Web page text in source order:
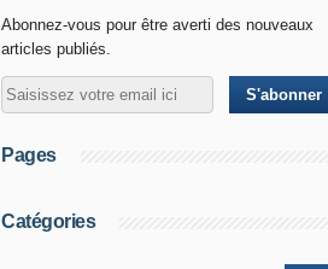
Abonnez-vous pour être averti des nouveaux
articles publiés.
Pages
Catégories